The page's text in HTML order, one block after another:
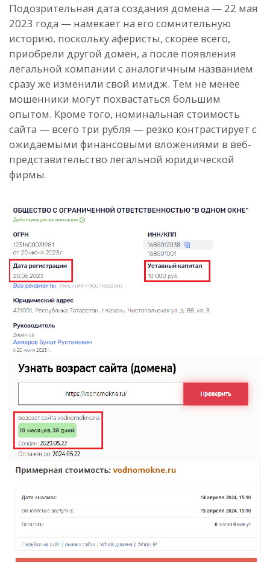
Подозрительная дата создания домена — 22 мая
2023 года — намекает на его сомнительную
историю, поскольку аферисты, скорее всего,
приобрели другой домен, а после появления
легальной компании с аналогичным названием
сразу же изменили свой имидж. Тем не менее
мошенники могут похвастаться большим
опытом. Кроме того, номинальная стоимость
сайта — всего три рубля — резко контрастирует с
ожидаемыми финансовыми вложениями в веб-
представительство легальной юридической
фирмы.